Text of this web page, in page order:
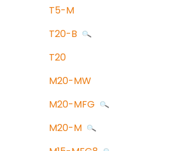
T5-M
T20-B
T20
M20-MW
M20-MFG
M20-M